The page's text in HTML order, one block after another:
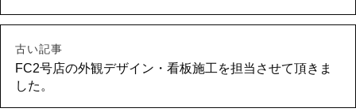
古い記事
FC2号店の外観デザイン・看板施工を担当させて頂きま
した。